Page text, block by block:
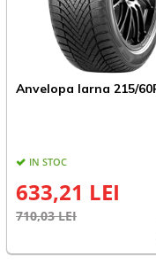
Anvelopa Iarna 215/
IN STOC
633,21 LEI
710,03 LEI